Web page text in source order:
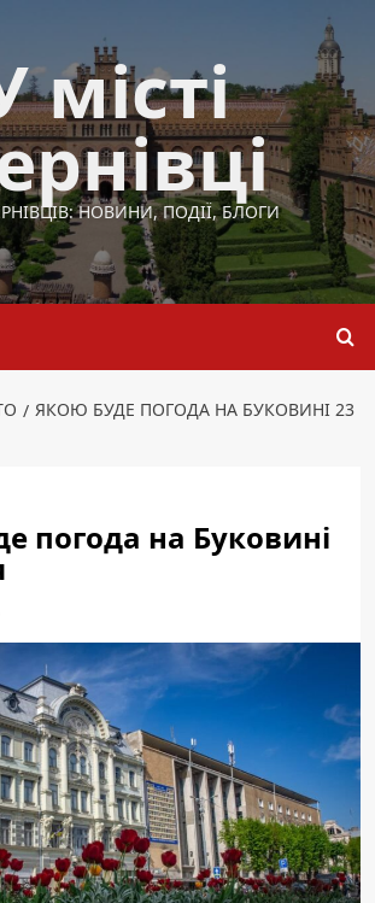
місті
НОВИНИ, ПОДІЇ, БЛОГИ
ЯКОЮ БУДЕ ПОГОДА НА БУКОВИНІ 23
погода на Буковині